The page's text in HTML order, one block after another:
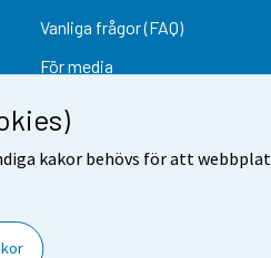
kakor behövs för att
Vanliga frågor (FAQ)
För media
Respons